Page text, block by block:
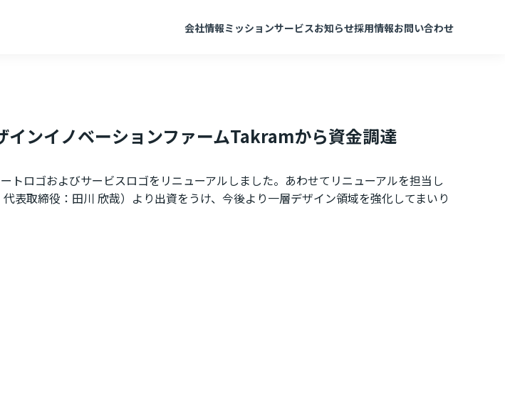
会社情報ミッションサービスお知らせ採用情報お問い合わせ
ンイノベーションファームTakramから資金調達
ロゴおよびサービスロゴをリニューアルしました。あわせてリニューアルを担当し
表取締役：田川 欣哉）より出資をうけ、今後より一層デザイン領域を強化してまいり